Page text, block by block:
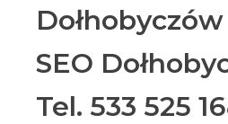
SEO
Tel. 533 525